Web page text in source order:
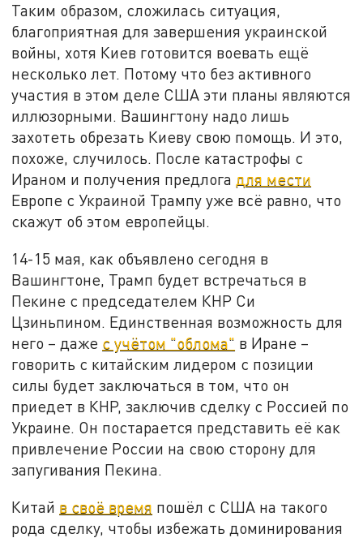
Таким образом, сложилась ситуация,
благоприятная для завершения украинской
войны, хотя Киев готовится воевать ещё
несколько лет. Потому что без активного
участия в этом деле США эти планы являются
иллюзорными. Вашингтону надо лишь
захотеть обрезать Киеву свою помощь. И это,
похоже, случилось. После катастрофы с
Ираном и получения предлога для мести
Европе с Украиной Трампу уже всё равно, что
скажут об этом европейцы.
14-15 мая, как объявлено сегодня в
Вашингтоне, Трамп будет встречаться в
Пекине с председателем КНР Си
Цзиньпином. Единственная возможность для
него – даже с учётом "облома" в Иране –
говорить с китайским лидером с позиции
силы будет заключаться в том, что он
приедет в КНР, заключив сделку с Россией по
Украине. Он постарается представить её как
привлечение России на свою сторону для
запугивания Пекина.
Китай в своё время пошёл с США на такого
рода сделку, чтобы избежать доминирования